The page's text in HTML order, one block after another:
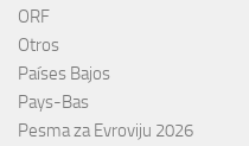
ORF
Otros
Países Bajos
Pays-Bas
Pesma za Evroviju 2026